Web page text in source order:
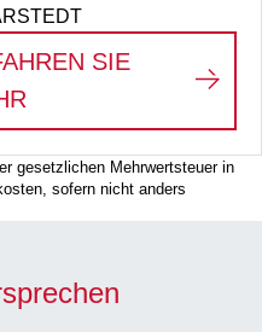
SIE
gesetzlichen Mehrwertsteuer in
sofern nicht anders